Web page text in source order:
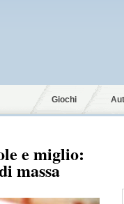
Giochi
e miglio:
massa